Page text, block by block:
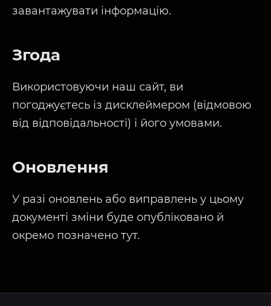
завантажувати інформацію.
Згода
Використовуючи наш сайт, ви
погоджуєтесь із дисклеймером (відмовою
від відповідальності) і його умовами.
Оновлення
У разі оновлень або виправлень у цьому
документі зміни буде опубліковано й
окремо позначено тут.